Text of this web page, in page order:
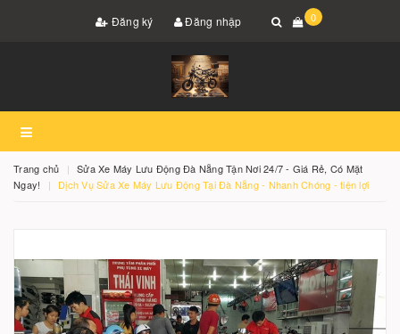
Đăng ký Đăng nhập 0
Trang chủ
Sửa Xe Máy Lưu Động Đà Nẵng Tận Nơi 24/7 - Giá Rẻ, Có Mặt
Ngay!
Dịch Vụ Sửa Xe Máy Lưu Động Tại Đà Nẵng - Nhanh Chóng - tiện lợi